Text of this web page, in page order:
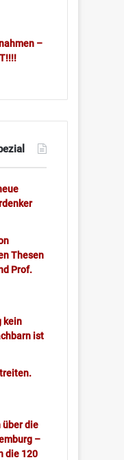
–
Thesen
Prof.
kein
ist
über die
–
die 120